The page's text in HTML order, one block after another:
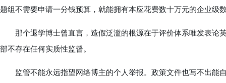
题组不需要申请一分钱预算，就能拥有本应花费数十万元的企业级
那个退学博士曾直言，造假泛滥的根源在于评价体系唯发表论
部不存在任何实质性监督。
监管不能永远指望网络博主的个人举报。政策文件也写不出能